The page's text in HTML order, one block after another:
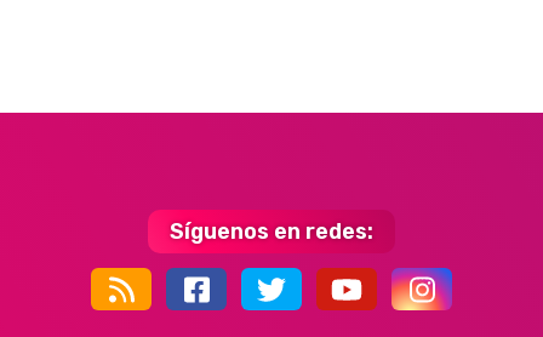
Síguenos en redes:
44k 9k 35k 352